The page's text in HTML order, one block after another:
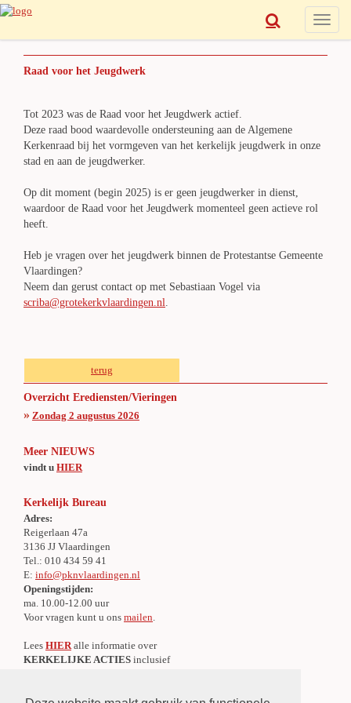
Toggle
Raad voor het Jeugdwerk
Tot 2023 was de Raad voor het Jeugdwerk actief.
Deze raad bood waardevolle ondersteuning aan de Algemene
Kerkenraad bij het vormgeven van het kerkelijk jeugdwerk in onze
stad en aan de jeugdwerker.
Op dit moment (begin 2025) is er geen jeugdwerker in dienst,
waardoor de Raad voor het Jeugdwerk momenteel geen actieve rol
heeft.
Heb je vragen over het jeugdwerk binnen de Protestantse Gemeente
Vlaardingen?
Neem dan gerust contact op met Sebastiaan Vogel via
scriba@grotekerkvlaardingen.nl.
terug
Overzicht Erediensten/Vieringen
» Zondag 2 augustus 2026
Meer NIEUWS
vindt u HIER
Kerkelijk Bureau
Adres:
Reigerlaan 47a
3136 JJ Vlaardingen
Tel.: 010 434 59 41
E: info@pknvlaardingen.nl
Openingstijden:
ma. 10.00-12.00 uur
Voor vragen kunt u ons mailen.
Lees HIER alle informatie over
KERKELIJKE ACTIES inclusief